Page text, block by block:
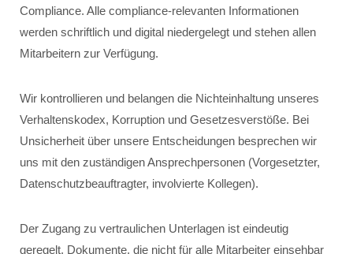
Compliance. Alle compliance-relevanten Informationen
werden schriftlich und digital niedergelegt und stehen allen
Mitarbeitern zur Verfügung.
Wir kontrollieren und belangen die Nichteinhaltung unseres
Verhaltenskodex, Korruption und Gesetzesverstöße. Bei
Unsicherheit über unsere Entscheidungen besprechen wir
uns mit den zuständigen Ansprechpersonen (Vorgesetzter,
Datenschutzbeauftragter, involvierte Kollegen).
Der Zugang zu vertraulichen Unterlagen ist eindeutig
geregelt. Dokumente, die nicht für alle Mitarbeiter einsehbar